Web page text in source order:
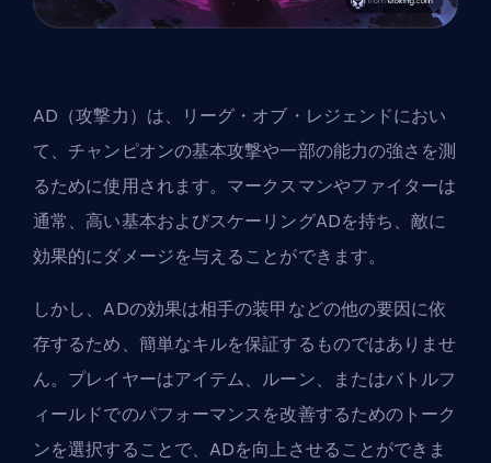
AD（攻撃力）は、リーグ・オブ・レジェンドにおい
て、 チャンピオンの基本攻撃や一部の能力の強さを測
るために使用されます。マークスマンやファイターは
通常、高い基本およびスケーリングADを持ち、敵に
効果的にダメージを与えることができます。
しかし、ADの効果は相手の装甲などの他の要因に依
存するため、簡単なキルを保証するものではありませ
ん。プレイヤーはアイテム、ルーン、またはバトルフ
ィールドでのパフォーマンスを改善するためのトーク
ンを選択することで、ADを向上させることができま